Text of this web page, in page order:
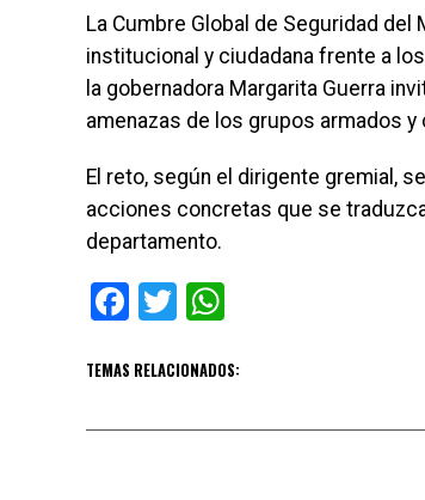
La Cumbre Global de Seguridad
institucional y ciudadana frente a
la gobernadora Margarita Guerra
amenazas de los grupos armados
El reto, según el dirigente gremial,
acciones concretas que se
departamento.
Facebook
Twitter
TEMAS RELACIONADOS: